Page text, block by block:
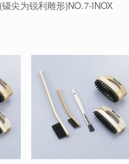
尖为锐利雕形)NO.7-INOX